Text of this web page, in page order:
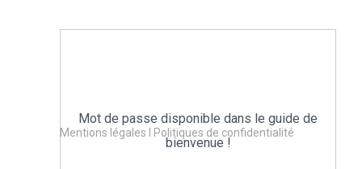
Mot de passe disponible dans le guide de
bienvenue !
Mentions légales l Politiques de confidentialité